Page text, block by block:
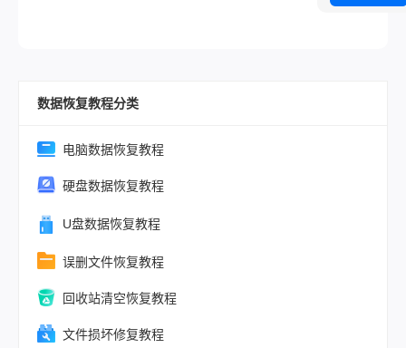
数据恢复教程分类
电脑数据恢复教程
硬盘数据恢复教程
U盘数据恢复教程
误删文件恢复教程
回收站清空恢复教程
文件损坏修复教程